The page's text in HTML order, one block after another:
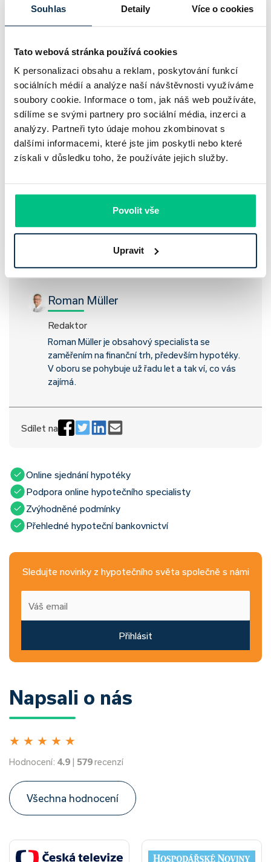
Souhlas Detaily Více o cookies
Tato webová stránka používá cookies
K personalizaci obsahu a reklam, poskytování funkcí
sociálních médií a analýze naší návštěvnosti využíváme
soubory cookie. Informace o tom, jak náš web používáte,
sdílíme se svými partnery pro sociální média, inzerci a
analýzy. Partneři tyto údaje mohou zkombinovat s
dalšími informacemi, které jste jim poskytli nebo které
získali v důsledku toho, že používáte jejich služby.
Povolit vše
Upravit
​Alternativou k refinancování hypotéky může být
úvěr ze
bydlení
. Tento úvěr často nevyžaduje zajištění nemovitostí
možností je konsolidace úvěrů
, která umožňuje
sloučení více stávajících půjček do jednoho úvěru s
výhodnějšími podmínkami. Tím získáte lepší přehled o svých
závazcích a často i nižší měsíční splátku.
trhu – pro kupující i profesionály.
Přihlásit
Roman Müller
Redaktor
Roman Müller je obsahový specialista se
zaměřením na finanční trh, především hypotéky.
V oboru se pohybuje už řadu let a tak ví, co vás
zajímá.
Sdílet na
Online sjednání hypotéky
Podpora online hypotečního specialisty
Zvýhodněné podmínky
Přehledné hypoteční bankovnictví
Sledujte novinky z hypotečního světa společně s námi
Přihlásit
Napsali o nás
★ ★ ★ ★ ★
Hodnocení: 4.9 579recenzí
Všechna hodnocení